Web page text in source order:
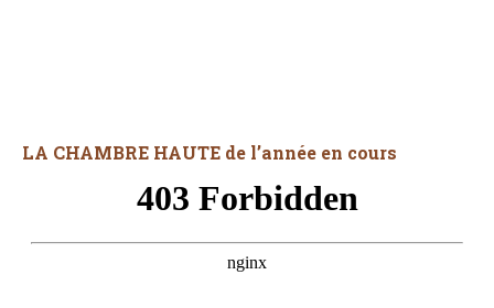
LA CHAMBRE HAUTE de l’année en cours